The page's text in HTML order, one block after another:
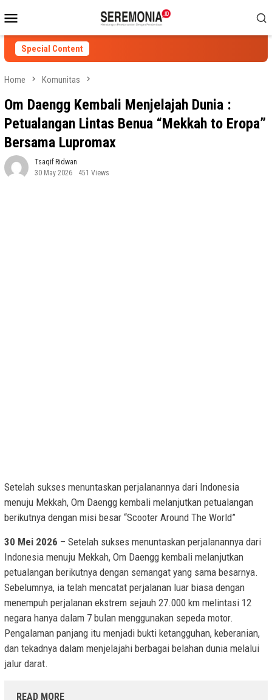
to
contentMenu
Special Content
Home Komunitas
Om Daengg Kembali Menjelajah Dunia :
Petualangan Lintas Benua “Mekkah to Eropa”
Bersama Lupromax
Tsaqif Ridwan
30 May 2026
451 Views
Setelah sukses menuntaskan perjalanannya dari Indonesia
menuju Mekkah, Om Daengg kembali melanjutkan petualangan
berikutnya dengan misi besar “Scooter Around The World”
30 Mei 2026 – Setelah sukses menuntaskan perjalanannya dari
Indonesia menuju Mekkah, Om Daengg kembali melanjutkan
petualangan berikutnya dengan semangat yang sama besarnya.
Sebelumnya, ia telah mencatat perjalanan luar biasa dengan
menempuh perjalanan ekstrem sejauh 27.000 km melintasi 12
negara hanya dalam 7 bulan menggunakan sepeda motor.
Pengalaman panjang itu menjadi bukti ketangguhan, keberanian,
dan tekadnya dalam menjelajahi berbagai belahan dunia melalui
jalur darat.
READ MORE